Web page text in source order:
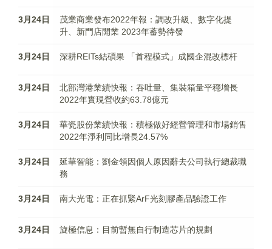
3月24日
茂業商業發布2022年報：調改升級、數字化提
升、新門店開業 2023年蓄勢待發
3月24日 深耕REITs結碩果 「首程模式」成國企混改標杆
3月24日
北部灣港業績快報：吞吐量、集裝箱量平穩增長
2022年實現營收約63.78億元
3月24日
華瓷股份業績快報：積極做好經營管理和市場銷售
2022年淨利同比增長24.57%
3月24日
延華智能：劉金領因個人原因辭去公司執行總裁職
務
3月24日 南大光電：正在抓緊ArF光刻膠產品驗證工作
3月24日 旋極信息：目前暫無自行制造芯片的規劃